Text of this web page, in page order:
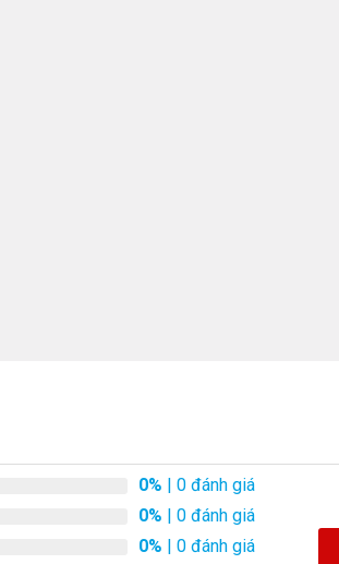
0% | 0 đánh giá
0% | 0 đánh giá
0% | 0 đánh giá